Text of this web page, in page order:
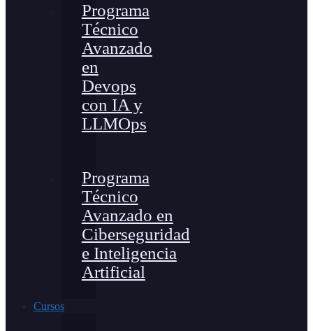
Programa
Técnico
Avanzado
en
Devops
con IA y
LLMOps
Programa
Técnico
Avanzado en
Ciberseguridad
e Inteligencia
Artificial
Cursos